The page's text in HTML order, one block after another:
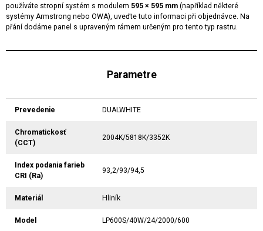
používáte stropní systém s modulem 595 × 595 mm (například některé
systémy Armstrong nebo OWA), uveďte tuto informaci při objednávce. Na
přání dodáme panel s upraveným rámem určeným pro tento typ rastru.
Parametre
Prevedenie DUALWHITE
Chromatickosť
(CCT)
2004K/5818K/3352K
Index podania farieb
CRI (Ra)
93,2/93/94,5
Materiál Hliník
Model LP600S/40W/24/2000/600